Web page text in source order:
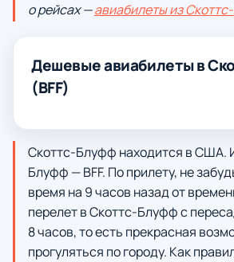
о рейсах —авиабилеты из
Дешевые авиабилеты в
(BFF)
Скоттс-Блуфф находится в США.
Блуфф — BFF. По прилету, не
время на 9 часов назад от
перелет в Скоттс-Блуфф с
8 часов, то есть прекрасная
прогуляться по городу. Как